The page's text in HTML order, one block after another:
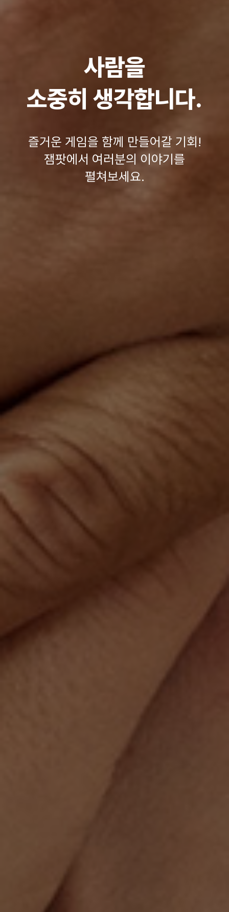
사람을
소중히 생각합니다.
즐거운 게임을 함께 만들어갈 기회!
잼팟에서 여러분의 이야기를
펼쳐보세요.